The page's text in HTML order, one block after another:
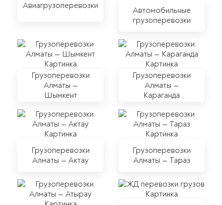
Авиагрузоперевозки
Автомобильные
грузоперевозки
Грузоперевозки
Алматы —
Шымкент
Грузоперевозки
Алматы —
Караганда
Грузоперевозки
Алматы — Актау
Грузоперевозки
Алматы — Тараз